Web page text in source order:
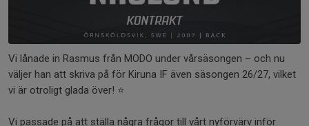
Vi lånade in Rasmus från MODO under vårsäsongen – och nu
väljer han att skriva på för Kiruna IF även säsongen 26/27, vilket
vi är otroligt glada över! ⭐️
Vi passade på att ställa några frågor till vårt nyförvärv inför